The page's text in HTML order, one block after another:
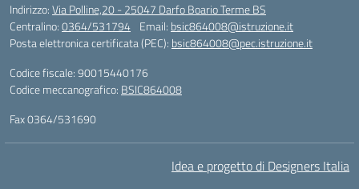
Indirizzo:Via Polline,20 - 25047 Darfo Boario Terme BS
Centralino:0364/531794 Email: bsic864008@istruzione.it
Posta elettronica certificata (PEC): bsic864008@pec.istruzione.it
Codice fiscale: 90015440176
Codice meccanografico: BSIC864008
Fax 0364/531690
Idea e progetto di Designers Italia